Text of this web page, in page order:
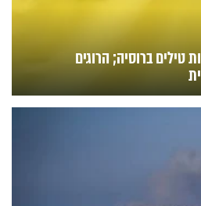
טילים ברוסיה; הרוגים